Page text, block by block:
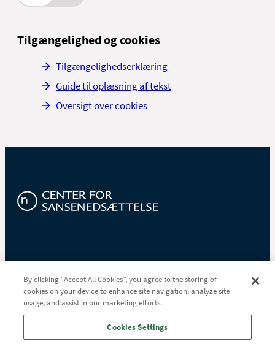
Tilgængelighed og cookies
Tilgængelighedserklæring
Guide til oplæsning af tekst
Oversigt over cookies
Kommunikation og
Specialpædagogik
Tlf.97 64 72 00
Sofiendalsvej 91
9200 Aalborg SV
Tlf.97 64 70 00
By clicking “Accept All Cookies”, you agree to the storing of
cookies on your device to enhance site navigation, analyze site
usage, and assist in our marketing efforts.
Cookies Settings